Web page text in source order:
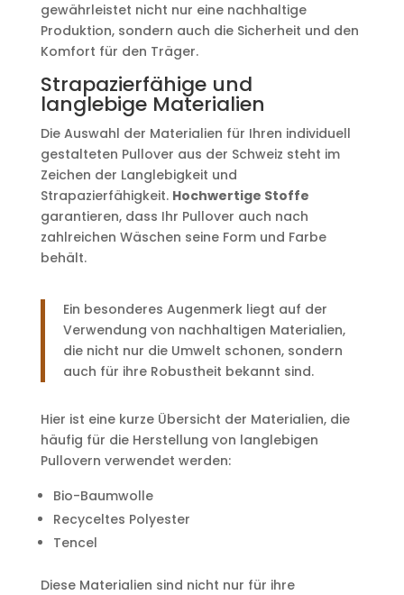
gewährleistet nicht nur eine nachhaltige
Produktion, sondern auch die Sicherheit und den
Komfort für den Träger.
Strapazierfähige und
langlebige Materialien
Die Auswahl der Materialien für Ihren individuell
gestalteten Pullover aus der Schweiz steht im
Zeichen der Langlebigkeit und
Strapazierfähigkeit. Hochwertige Stoffe
garantieren, dass Ihr Pullover auch nach
zahlreichen Wäschen seine Form und Farbe
behält.
Ein besonderes Augenmerk liegt auf der
Verwendung von nachhaltigen Materialien,
die nicht nur die Umwelt schonen, sondern
auch für ihre Robustheit bekannt sind.
Hier ist eine kurze Übersicht der Materialien, die
häufig für die Herstellung von langlebigen
Pullovern verwendet werden:
Bio-Baumwolle
Recyceltes Polyester
Tencel
Diese Materialien sind nicht nur für ihre